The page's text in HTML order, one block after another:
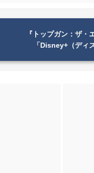
『トップガン：ザ・
「Disney+（ディ